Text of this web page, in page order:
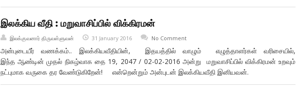
இலக்கிய வீதி : மறுவாசிப்பில் விக்கிரமன்
இலக்குவனார் திருவள்ளுவன் 31 January 2016 No Comment
அன்புடையீர் வணக்கம்.. இலக்கியவீதியின், இதயத்தில் வாழும் எழுத்தாளர்கள் வரிசையில்,
இந்த ஆண்டின் முதல் நிகழ்வாக தை 19, 2047 / 02-02-2016 அன்று மறுவாசிப்பில் விக்கிரமன் உறவும்
நட்புமாக வருகை தர வேண்டுகிறேன்! என்றென்றும் அன்புடன் இலக்கியவீதி இனியவன்.